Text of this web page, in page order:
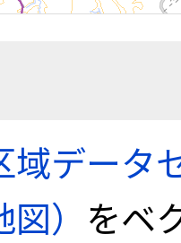
域データ
） をベ